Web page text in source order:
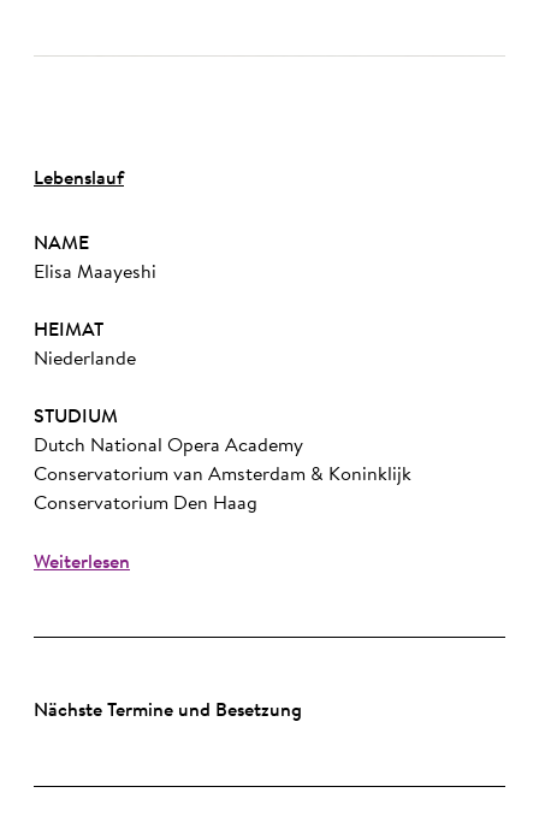
Lebenslauf
NAME
Elisa Maayeshi
HEIMAT
Niederlande
STUDIUM
Dutch National Opera Academy
Conservatorium van Amsterdam & Koninklijk
Conservatorium Den Haag
Weiterlesen
Nächste Termine und Besetzung